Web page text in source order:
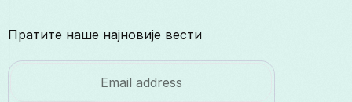
Пратите наше најновије вести